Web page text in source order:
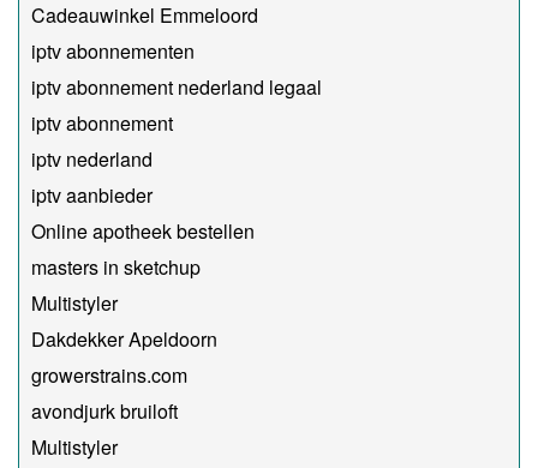
Cadeauwinkel Emmeloord
iptv abonnementen
iptv abonnement nederland legaal​
iptv abonnement
iptv nederland
iptv aanbieder
Online apotheek bestellen
masters in sketchup
Multistyler
Dakdekker Apeldoorn
growerstrains.com
avondjurk bruiloft
Multistyler